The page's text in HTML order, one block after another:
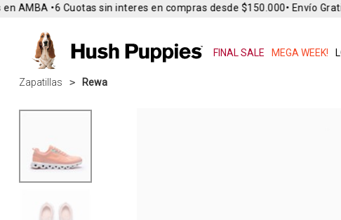
FINAL SALE MEGA WEEK!
AMBA •6 Cuotas sin interes en compras desde $150.000• Envío
Zapatillas Rewa